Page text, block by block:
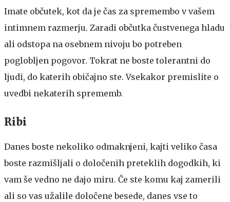
Imate občutek, kot da je čas za spremembo v vašem
intimnem razmerju. Zaradi občutka čustvenega hladu
ali odstopa na osebnem nivoju bo potreben
poglobljen pogovor. Tokrat ne boste tolerantni do
ljudi, do katerih običajno ste. Vsekakor premislite o
uvedbi nekaterih sprememb.
Ribi
Danes boste nekoliko odmaknjeni, kajti veliko časa
boste razmišljali o določenih preteklih dogodkih, ki
vam še vedno ne dajo miru. Če ste komu kaj zamerili
ali so vas užalile določene besede, danes vse to